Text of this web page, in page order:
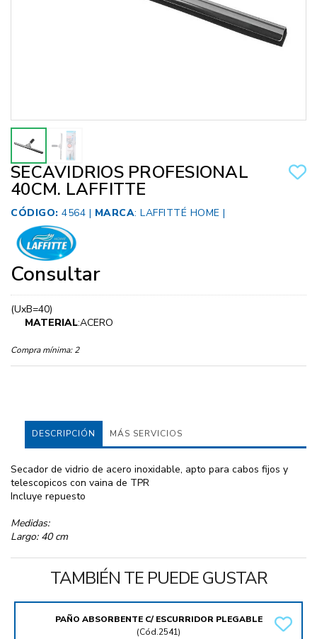
SECAVIDRIOS PROFESIONAL
40CM. LAFFITTE
CÓDIGO: 4564 | MARCA: LAFFITTÉ HOME |
Consultar
(UxB=40)
MATERIAL:ACERO
Compra mínima: 2
DESCRIPCIÓN MÁS SERVICIOS
Secador de vidrio de acero inoxidable, apto para cabos fijos y
telescopicos con vaina de TPR
Incluye repuesto
Medidas:
Largo: 40 cm
TAMBIÉN TE PUEDE GUSTAR
PAÑO ABSORBENTE C/ ESCURRIDOR PLEGABLE
(Cód.2541)